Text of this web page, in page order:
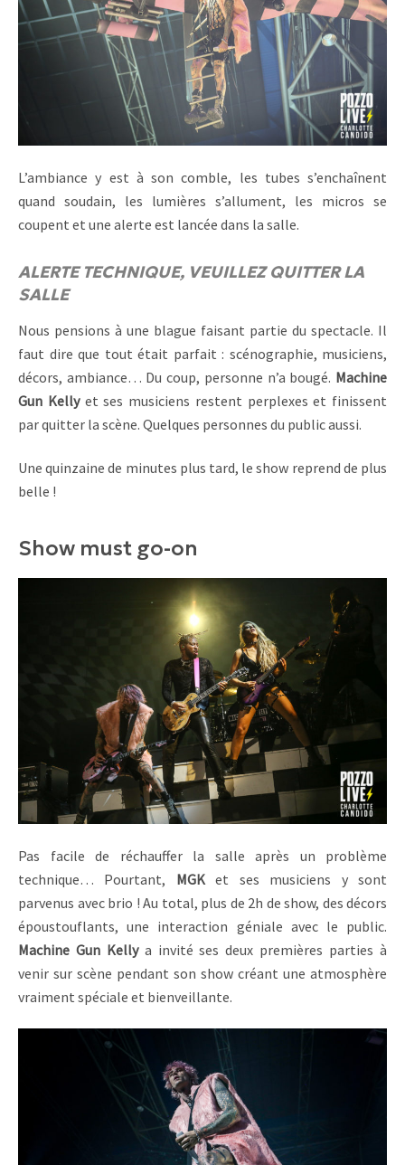
L’ambiance y est à son comble, les tubes s’enchaînent
quand soudain, les lumières s’allument, les micros se
coupent et une alerte est lancée dans la salle.
ALERTE TECHNIQUE, VEUILLEZ QUITTER LA
SALLE
Nous pensions à une blague faisant partie du spectacle. Il
faut dire que tout était parfait : scénographie, musiciens,
décors, ambiance… Du coup, personne n’a bougé. Machine
Gun Kellyet ses musiciens restent perplexes et finissent
par quitter la scène. Quelques personnes du public aussi.
Une quinzaine de minutes plus tard, le show reprend de plus
belle !
Show must go-on
Pas facile de réchauffer la salle après un problème
technique… Pourtant, MGKet ses musiciens y sont
parvenus avec brio ! Au total, plus de 2h de show, des décors
époustouflants, une interaction géniale avec le public.
Machine Gun Kellya invité ses deux premières parties à
venir sur scène pendant son show créant une atmosphère
vraiment spéciale et bienveillante.